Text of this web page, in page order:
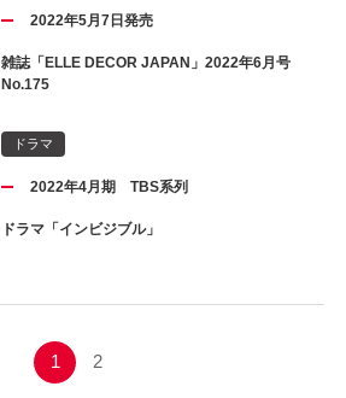
2022年5月7日発売
雑誌「ELLE DECOR JAPAN」2022年6月号
No.175
ドラマ
2022年4月期 TBS系列
ドラマ「インビジブル」
1 2